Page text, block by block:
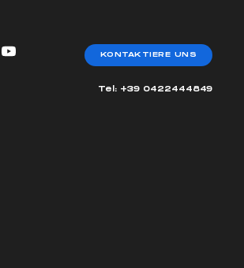
KONTAKTIERE UNS
Tel: +39 0422444849